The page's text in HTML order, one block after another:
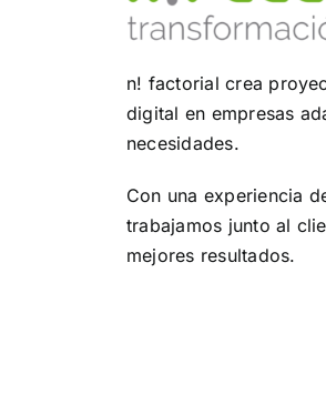
n! factorial crea
digital en empresas
necesidades.
Con una experiencia
trabajamos junto al
mejores resultados.